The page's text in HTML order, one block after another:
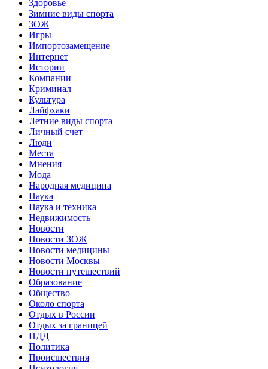
Здоровье
Зимние виды спорта
ЗОЖ
Игры
Импортозамещение
Интернет
Истории
Компании
Криминал
Культура
Лайфхаки
Летние виды спорта
Личный счет
Люди
Места
Мнения
Мода
Народная медицина
Наука
Наука и техника
Недвижимость
Новости
Новости ЗОЖ
Новости медицины
Новости Москвы
Новости путешествий
Образование
Общество
Около спорта
Отдых в России
Отдых за границей
ПДД
Политика
Происшествия